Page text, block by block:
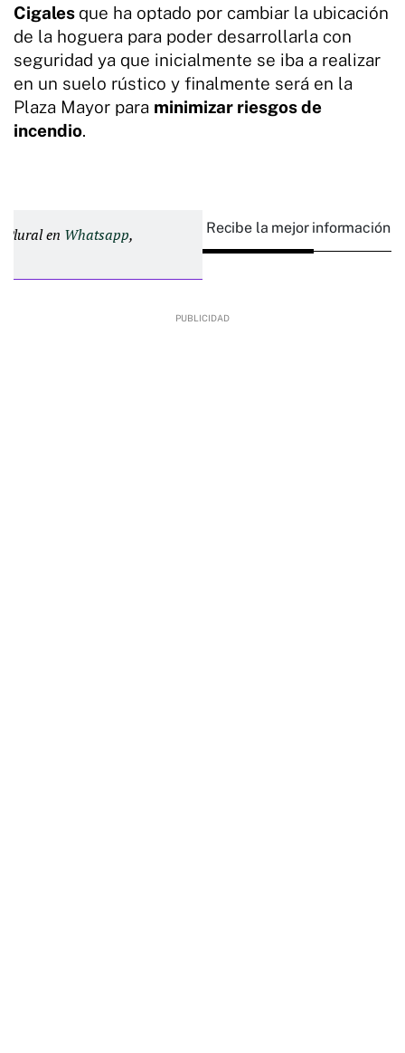
Cigales que ha optado por cambiar la ubicación
de la hoguera para poder desarrollarla con
seguridad ya que inicialmente se iba a realizar
en un suelo rústico y finalmente será en la
Plaza Mayor para minimizar riesgos de
incendio.
Plural en Whatsapp, Recibe la mejor información